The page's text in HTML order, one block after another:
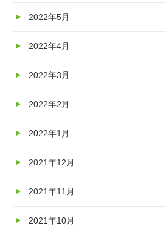
2022年5月
2022年4月
2022年3月
2022年2月
2022年1月
2021年12月
2021年11月
2021年10月